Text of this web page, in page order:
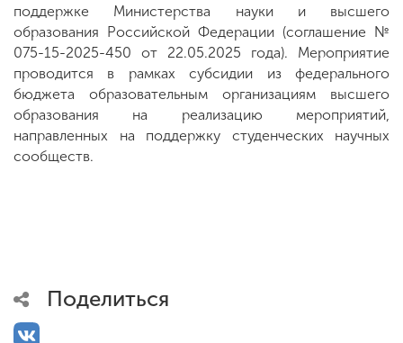
поддержке Министерства науки и высшего
образования Российской Федерации (соглашение №
075-15-2025-450 от 22.05.2025 года). Мероприятие
проводится в рамках субсидии из федерального
бюджета образовательным организациям высшего
образования на реализацию мероприятий,
направленных на поддержку студенческих научных
сообществ.
Поделиться